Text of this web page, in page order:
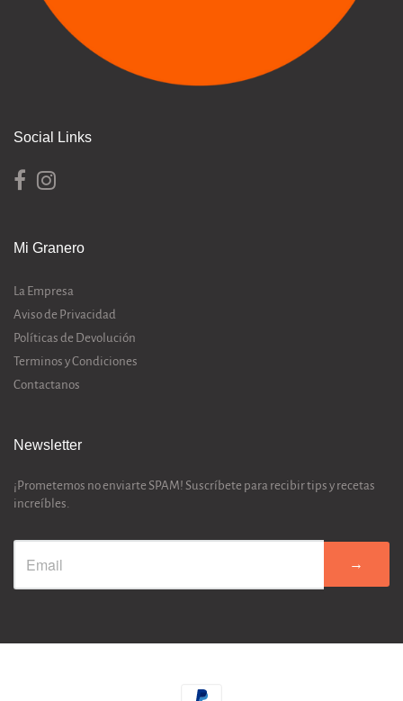
Social Links
Mi Granero
La Empresa
Aviso de Privacidad
Políticas de Devolución
Terminos y Condiciones
Contactanos
Newsletter
¡Prometemos no enviarte SPAM! Suscríbete para recibir tips y recetas
increíbles.
→